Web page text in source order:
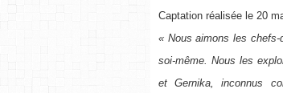
Captation réalisée le 20
« Nous aimons les
soi-même. Nous les
et Gernika, inconnus